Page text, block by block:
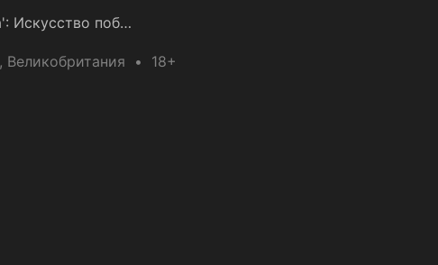
Операция 'Фортуна': Искусство побеждать
, Великобритания 18+